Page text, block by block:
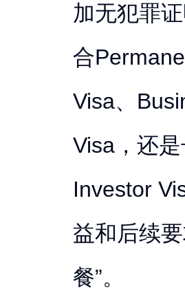
加无犯罪
合
Visa、
Visa，还
Investor
益和后续
餐”。